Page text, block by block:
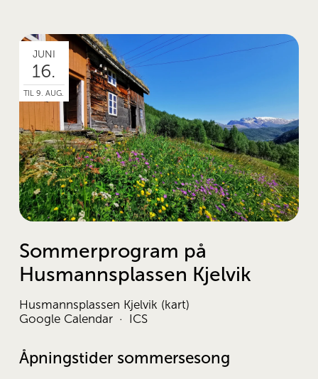
JUNI
16.
TIL 9. AUG.
Sommerprogram på
Husmannsplassen Kjelvik
Husmannsplassen Kjelvik (kart)
Google Calendar
ICS
Åpningstider sommersesong